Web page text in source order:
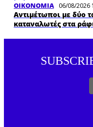
ΟΙΚΟΝΟΜΙΑ 06/08/2026
Αντιμέτωποι με δύο
καταναλωτές στα